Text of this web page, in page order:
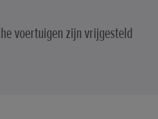
voertuigen zijn vrijgesteld